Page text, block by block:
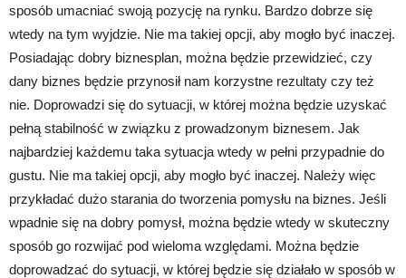
sposób umacniać swoją pozycję na rynku. Bardzo dobrze się
wtedy na tym wyjdzie. Nie ma takiej opcji, aby mogło być inaczej.
Posiadając dobry biznesplan, można będzie przewidzieć, czy
dany biznes będzie przynosił nam korzystne rezultaty czy też
nie. Doprowadzi się do sytuacji, w której można będzie uzyskać
pełną stabilność w związku z prowadzonym biznesem. Jak
najbardziej każdemu taka sytuacja wtedy w pełni przypadnie do
gustu. Nie ma takiej opcji, aby mogło być inaczej. Należy więc
przykładać dużo starania do tworzenia pomysłu na biznes. Jeśli
wpadnie się na dobry pomysł, można będzie wtedy w skuteczny
sposób go rozwijać pod wieloma względami. Można będzie
doprowadzać do sytuacji, w której będzie się działało w sposób w